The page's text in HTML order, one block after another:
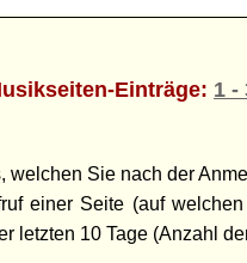
Einträge: 1 -
welchen Sie nach der
einer Seite (auf
letzten 10 Tage (Anzahl